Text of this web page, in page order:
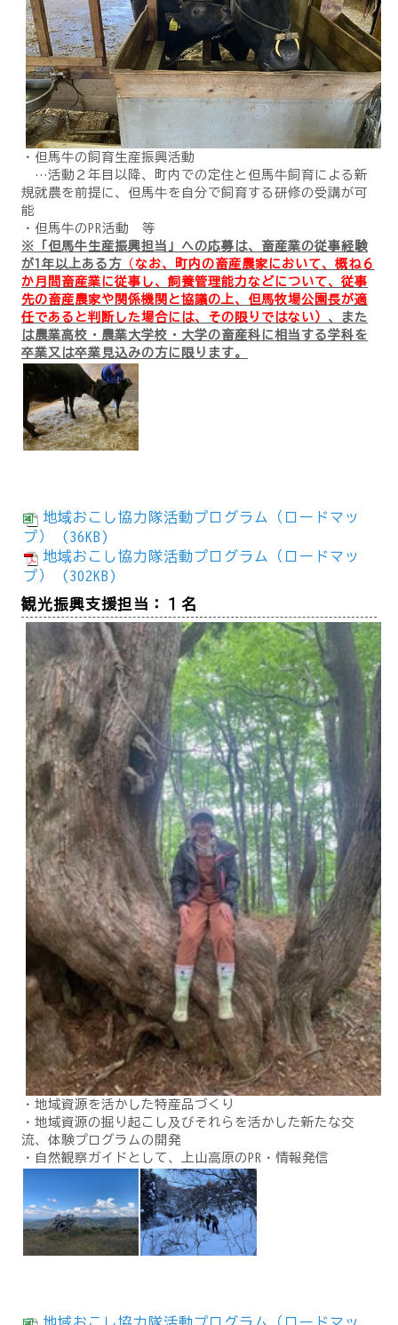
・但馬牛の飼育生産振興活動
…活動２年目以降、町内での定住と但馬牛飼育による新
規就農を前提に、但馬牛を自分で飼育する研修の受講が可
能
・但馬牛のPR活動 等
※「但馬牛生産振興担当」への応募は、畜産業の従事経験
が1年以上ある方（ なお、町内の畜産農家において、概ね６
か月間畜産業に従事し、飼養管理能力などについて、従事
先の畜産農家や関係機関と協議の上、但馬牧場公園長が適
任であると判断した場合には、その限りではない） 、また
は農業高校・農業大学校・大学の畜産科に相当する学科を
卒業又は卒業見込みの方に限ります。
地域おこし協力隊活動プログラム（ロードマッ
プ） (36KB)
地域おこし協力隊活動プログラム（ロードマッ
プ） (302KB)
観光振興支援担当：１名
・地域資源を活かした特産品づくり
・地域資源の掘り起こし及びそれらを活かした新たな交
流、体験プログラムの開発
・自然観察ガイドとして、上山高原のPR・情報発信